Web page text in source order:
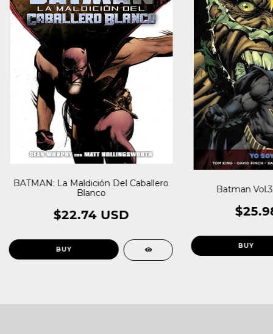
BATMAN: La Maldición Del Caballero
Blanco
$22.74 USD
Batman